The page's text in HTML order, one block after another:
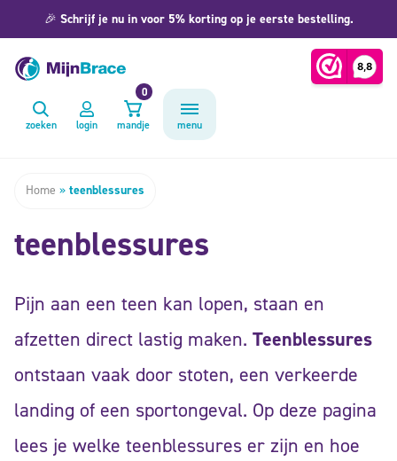
🎉 Schrijf je nu in voor 5% korting op je eerste bestelling.
zoeken login mandje
0
menu
Home » teenblessures
teenblessures
Pijn aan een teen kan lopen, staan en
afzetten direct lastig maken. Teenblessures
ontstaan vaak door stoten, een verkeerde
landing of een sportongeval. Op deze pagina
lees je welke teenblessures er zijn en hoe